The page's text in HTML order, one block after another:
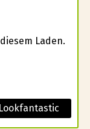
Laden.